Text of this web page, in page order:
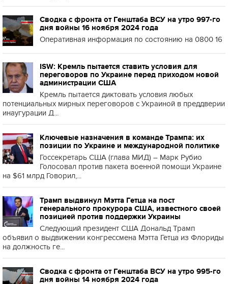
Сводка с фронта от Генштаба ВСУ на утро 997-го
дня войны 16 ноября 2024 года
Оперативная информация по состоянию на 0800 16
ISW: Кремль пытается ставить условия для
переговоров по Украине перед приходом новой
администрации США
Кремль пытается диктовать условия любых
потенциальных мирных переговоров с Украиной в преддверии
инаугурации Д...
Ключевые назначения в команде Трампа: их
позиции по Украине и международной политике
Госсекретарь США (глава МИД) – Марк Рубио
Голосовал против пакета военной помощи Украине
на $61 млрд Говорил,...
Трамп выдвинул Мэтта Гетца на пост
генерального прокурора США, известного своей
позицией против поддержки Украины
Следующий президент США Дональд Трамп
объявил о выдвижении конгрессмена Мэтта Гетца из Флориды
на должность ге...
Сводка с фронта от Генштаба ВСУ на утро 995-го
дня войны 14 ноября 2024 года